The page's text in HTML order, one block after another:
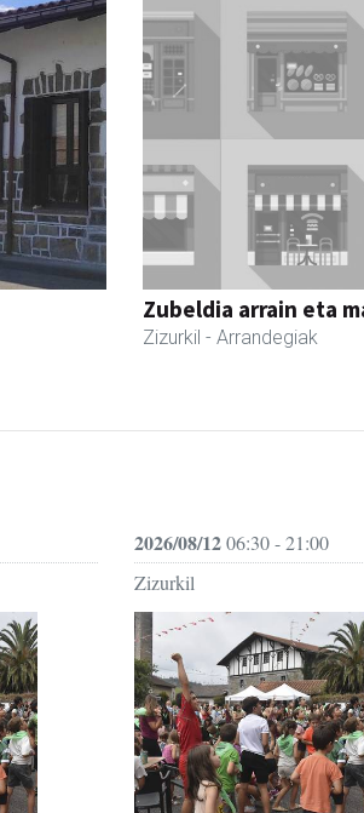
Zubeldia arrain eta
Zizurkil - Arrandegiak
2026/08/1206:30 - 21:00
Zizurkil